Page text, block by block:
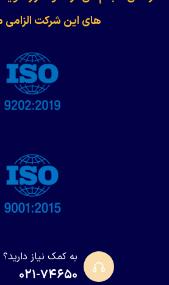
های این شرکت
به کمک نیاز دارید؟
۰۲۱-۷۴۶۵۰